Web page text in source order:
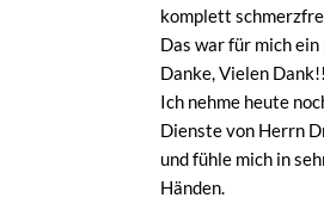
komplett
Das war für mich
Danke, Vielen
Ich nehme heute
Dienste von Herrn
und fühle mich in
Händen.